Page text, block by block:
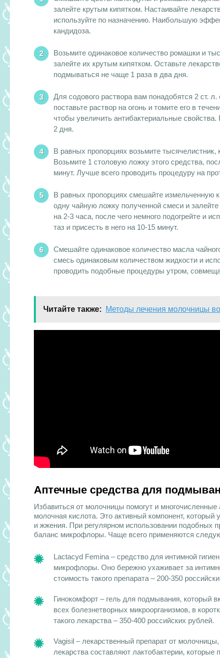
залейте крутым кипятком. Настаивайте
используйте по назначению. Наибольшую
кандидоза.
Возьмите одинаковое количество ромашки и
залейте их крутым кипятком. Оставьте
подмываться не чаще 1 раза в два дня.
Для содового раствора вам понадобятся 2 ст.
поставьте раствор на огонь и томите его в
чтобы увеличить антибактериальные
2 дня.
В равных пропорциях возьмите
Возьмите 1 столовую ложку этого средства,
минут. Лучше всего проводить процедуру на
В равных пропорциях смешайте измельченную
одну чайную ложку полученной смеси и
на 2-3 часа, после чего немного подогрейте и
таз и присесть в него на 10-15 минут.
Смешайте одинаковое количество масла
смесь одинаковым количеством жидкости и
проводить подобные процедуры утром,
Читайте также: Методы лечения молочницы
Аптечные средства для
Избавиться от молочницы помогут и
молочная кислота. Это активный компонент, который
и жжения. При регулярном использовании подобных
баланс микрофлоры. Чаще всего применяются
Lactacyd Femina – средство для интимной
микрофлоры. Оно бережно ухаживает за
стоимость такого препарата – 200-350
Гинокомфорт – гель для подмывания, который
всех болезнетворных микроорганизмов, в
такого лекарства – 350-400 российских рублей.
Vagisil – лекарственный препарат от
лекарства составляют лактобактерии,